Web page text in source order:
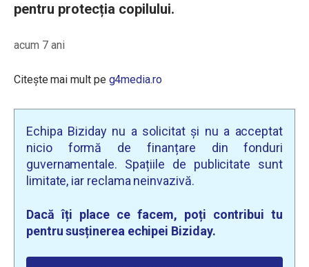
pentru protecția copilului.
acum 7 ani
Citește mai mult pe g4media.ro
Echipa Biziday nu a solicitat și nu a acceptat
nicio formă de finanțare din fonduri
guvernamentale. Spațiile de publicitate sunt
limitate, iar reclama neinvazivă.
Dacă îți place ce facem, poți contribui tu
pentru susținerea echipei Biziday.